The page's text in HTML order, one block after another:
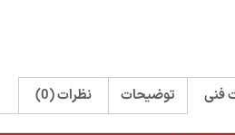
فنی توضیحات نظرات (0)